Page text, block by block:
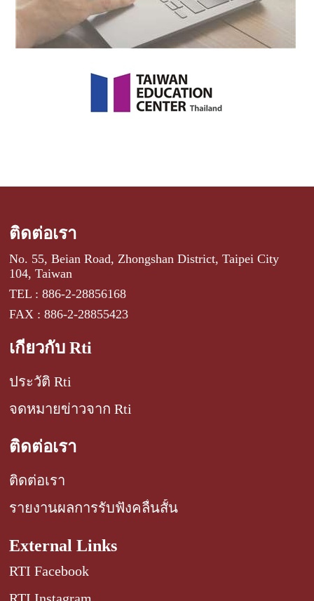
ติดต่อเรา
No. 55, Beian Road, Zhongshan District, Taipei City
104, Taiwan
TEL : 886-2-28856168
FAX : 886-2-28855423
เกี่ยวกับ Rti
ประวัติ Rti
จดหมายข่าวจาก Rti
ติดต่อเรา
ติดต่อเรา
รายงานผลการรับฟังคลื่นสั้น
External Links
RTI Facebook